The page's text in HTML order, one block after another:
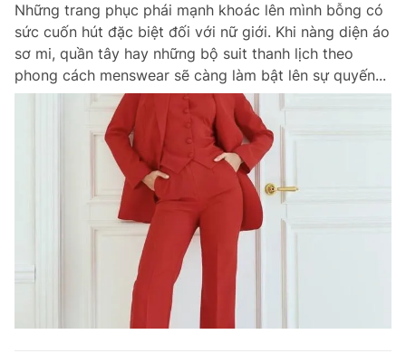
Những trang phục phái mạnh khoác lên mình bỗng có
sức cuốn hút đặc biệt đối với nữ giới. Khi nàng diện áo
sơ mi, quần tây hay những bộ suit thanh lịch theo
phong cách menswear sẽ càng làm bật lên sự quyến...